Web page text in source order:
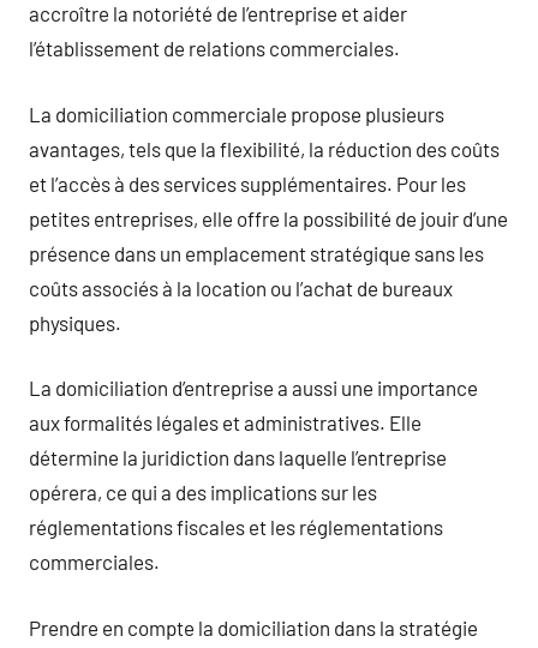
accroître la notoriété de l’entreprise et aider
l’établissement de relations commerciales.
La domiciliation commerciale propose plusieurs
avantages, tels que la flexibilité, la réduction des coûts
et l’accès à des services supplémentaires. Pour les
petites entreprises, elle offre la possibilité de jouir d’une
présence dans un emplacement stratégique sans les
coûts associés à la location ou l’achat de bureaux
physiques.
La domiciliation d’entreprise a aussi une importance
aux formalités légales et administratives. Elle
détermine la juridiction dans laquelle l’entreprise
opérera, ce qui a des implications sur les
réglementations fiscales et les réglementations
commerciales.
Prendre en compte la domiciliation dans la stratégie